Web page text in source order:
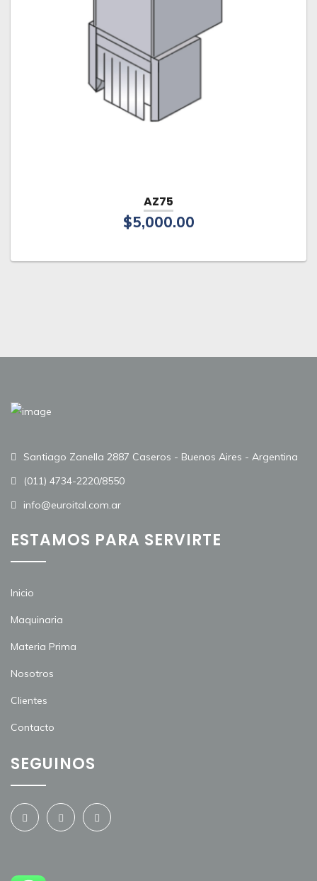
AZ75
$5,000.00
Santiago Zanella 2887 Caseros - Buenos Aires - Argentina
(011) 4734-2220/8550
info@euroital.com.ar
ESTAMOS PARA SERVIRTE
Inicio
Maquinaria
Materia Prima
Nosotros
Clientes
Contacto
SEGUINOS